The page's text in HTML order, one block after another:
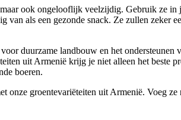
ook ongelooflijk veelzijdig. Gebruik ze in
van als een gezonde snack. Ze zullen zeker
duurzame landbouw en het ondersteunen
uit Armenië krijg je niet alleen het beste
boeren.
onze groentevariëteiten uit Armenië. Voeg